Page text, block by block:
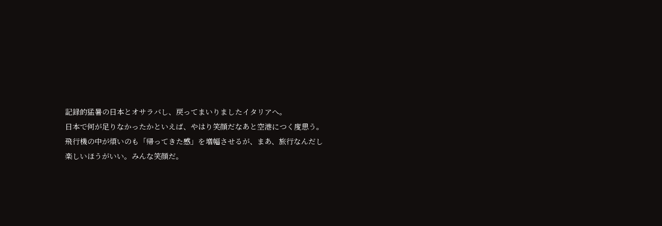
記録的猛暑の日本とオサラバし、戻ってまいりましたイタリアへ。
日本で何が足りなかったかといえば、やはり笑顔だなあと空港につく度思う。
飛行機の中が煩いのも「帰ってきた感」を増幅させるが、まあ、旅行なんだし
楽しいほうがいい。みんな笑顔だ。